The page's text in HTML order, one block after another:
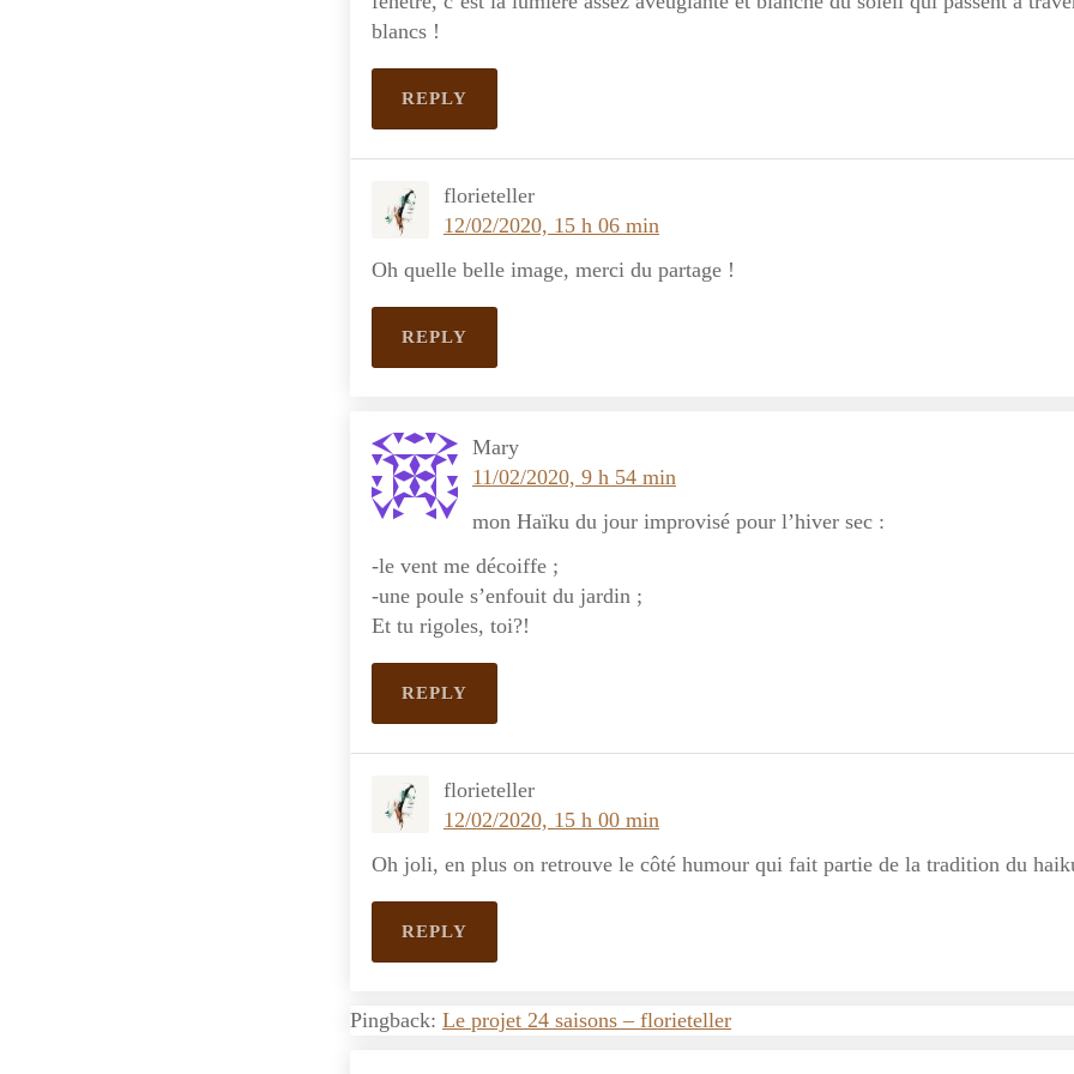
blancs !
REPLY
florieteller
12/02/2020, 15 h 06 min
Oh quelle belle image, merci du partage !
REPLY
Mary
11/02/2020, 9 h 54 min
mon Haïku du jour improvisé pour l’hiver sec :
-le vent me décoiffe ;
-une poule s’enfouit du jardin ;
Et tu rigoles, toi?!
REPLY
florieteller
12/02/2020, 15 h 00 min
Oh joli, en plus on retrouve le côté humour qui fait partie de la tradition du
REPLY
Pingback: Le projet 24 saisons – florieteller